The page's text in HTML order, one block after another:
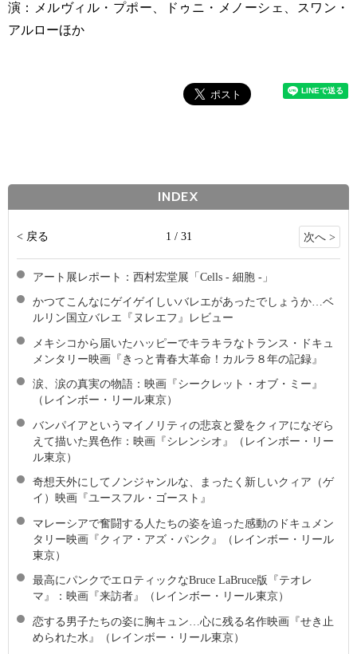
演：メルヴィル・プポー、ドゥニ・メノーシェ、スワン・
アルローほか
INDEX
< 戻る 1 / 31 次へ >
アート展レポート：西村宏堂展「Cells - 細胞 -」
かつてこんなにゲイゲイしいバレエがあったでしょうか…ベ
ルリン国立バレエ『ヌレエフ』レビュー
メキシコから届いたハッピーでキラキラなトランス・ドキュ
メンタリー映画『きっと青春大革命！カルラ８年の記録』
涙、涙の真実の物語：映画『シークレット・オブ・ミー』
（レインボー・リール東京）
バンパイアというマイノリティの悲哀と愛をクィアになぞら
えて描いた異色作：映画『シレンシオ』（レインボー・リー
ル東京）
奇想天外にしてノンジャンルな、まったく新しいクィア（ゲ
イ）映画『ユースフル・ゴースト』
マレーシアで奮闘する人たちの姿を追った感動のドキュメン
タリー映画『クィア・アズ・パンク』（レインボー・リール
東京）
最高にパンクでエロティックなBruce LaBruce版『テオレ
マ』：映画『来訪者』（レインボー・リール東京）
恋する男子たちの姿に胸キュン…心に残る名作映画『せき止
められた水』（レインボー・リール東京）